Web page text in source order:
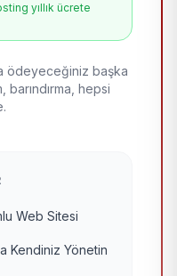
yıllık ücrete
ödeyeceğiniz başka
hepsi
Web Sitesi
Kendiniz Yönetin